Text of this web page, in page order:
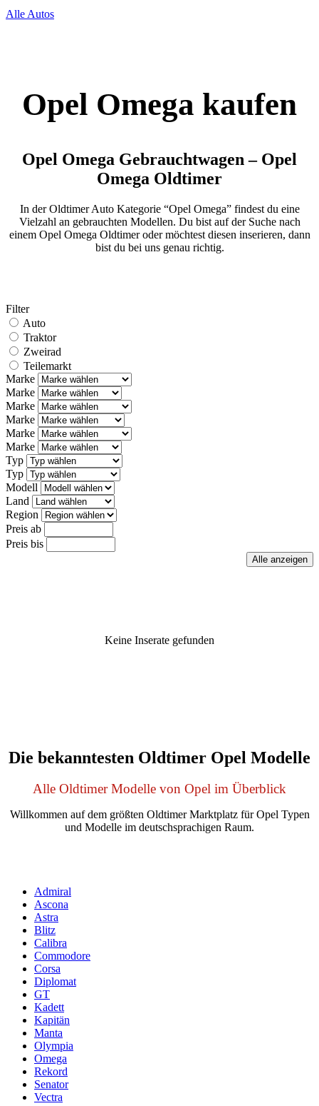
Alle Autos
Opel Omega kaufen
Opel Omega Gebrauchtwagen – Opel
Omega Oldtimer
In der Oldtimer Auto Kategorie “Opel Omega” findest du eine
Vielzahl an gebrauchten Modellen. Du bist auf der Suche nach
einem Opel Omega Oldtimer oder möchtest diesen inserieren, dann
bist du bei uns genau richtig.
Filter
Auto
Traktor
Zweirad
Teilemarkt
Marke
Marke
Marke
Marke
Marke
Marke
Typ
Typ
Modell
Land
Region
Preis ab
Preis bis
Keine Inserate gefunden
Die bekanntesten Oldtimer Opel Modelle
Alle Oldtimer Modelle von Opel im Überblick
Willkommen auf dem größten Oldtimer Marktplatz für Opel Typen
und Modelle im deutschsprachigen Raum.
Admiral
Ascona
Astra
Blitz
Calibra
Commodore
Corsa
Diplomat
GT
Kadett
Kapitän
Manta
Olympia
Omega
Rekord
Senator
Vectra